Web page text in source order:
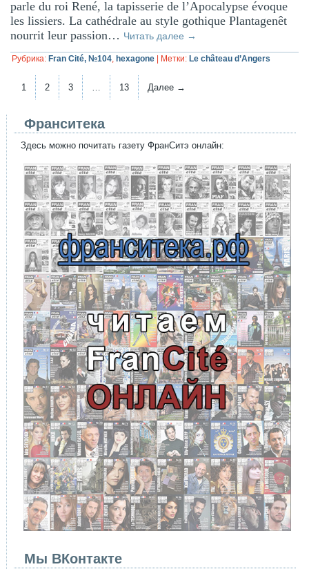
parle du roi René, la tapisserie de l’Apocalypse évoque
les lissiers. La cathédrale au style gothique Plantagenêt
nourrit leur passion… Читать далее →
Рубрика: Fran Cité, №104 ,hexagone | Метки: Le château d’Angers
1 2 3 13 Далее →
Франситека
Здесь можно почитать газету ФранСитэ онлайн:
Мы ВКонтакте